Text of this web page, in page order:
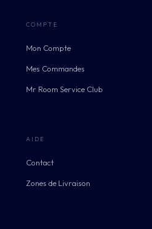
COMPTE
Mon Compte
Mes Commandes
Mr Room Service Club
AIDE
Contact
Zones de Livraison